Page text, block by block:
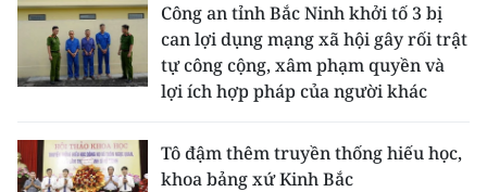
Công an tỉnh Bắc Ninh khởi tố 3 bị
can lợi dụng mạng xã hội gây rối trật
tự công cộng, xâm phạm quyền và
lợi ích hợp pháp của người khác
Tô đậm thêm truyền thống hiếu học,
khoa bảng xứ Kinh Bắc